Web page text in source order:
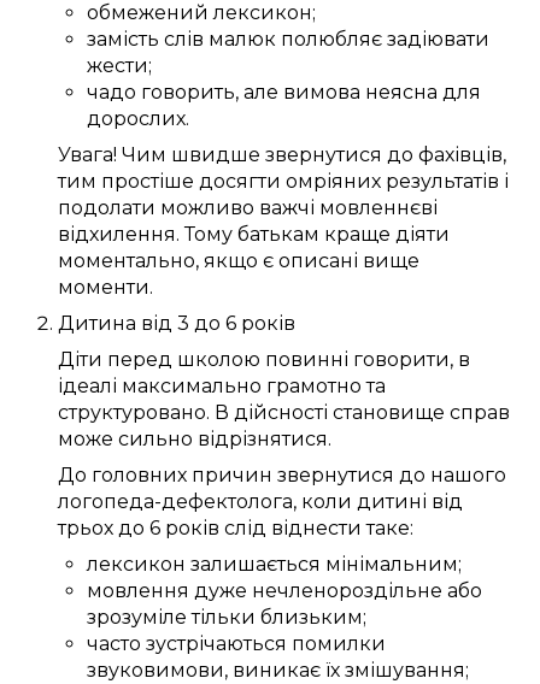
обмежений лексикон;
замість слів малюк полюбляє задіювати
жести;
чадо говорить, але вимова неясна для
дорослих.
Увага! Чим швидше звернутися до фахівців,
тим простіше досягти омріяних результатів і
подолати можливо важчі мовленнєві
відхилення.Тому батькам краще діяти
моментально, якщо є описані вище
моменти.
Дитина від 3 до 6 років
Діти перед школою повинні говорити, в
ідеалі максимально грамотно та
структуровано. В дійсності становище справ
може сильно відрізнятися.
До головних причин звернутися до нашого
логопеда-дефектолога, коли дитині від
трьох до 6 років слід віднести таке:
лексикон залишається мінімальним;
мовлення дуже нечленороздільне або
зрозуміле тільки близьким;
часто зустрічаються помилки
звуковимови, виникає їх змішування;